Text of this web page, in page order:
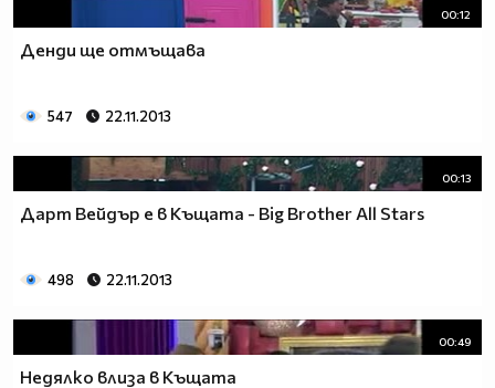
00:12
Денди ще отмъщава
547 22.11.2013
00:13
Дарт Вейдър е в Къщатa - Big Brother All Stars
498 22.11.2013
00:49
Недялко влиза в Къщата